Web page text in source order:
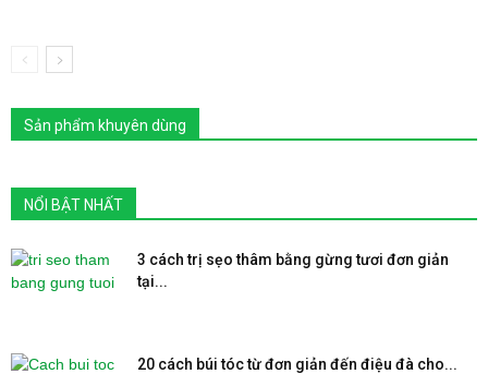
Sản phẩm khuyên dùng
NỔI BẬT NHẤT
3 cách trị sẹo thâm bằng gừng tươi đơn giản
tại...
20 cách búi tóc từ đơn giản đến điệu đà cho...